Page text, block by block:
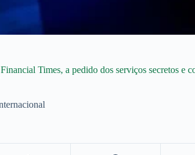
Times, a pedido dos serviços secretos e